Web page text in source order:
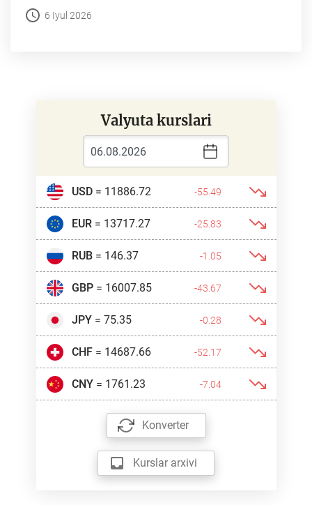
6 Iyul 2026
Valyuta kurslari
USD= 11886.72 -55.49
EUR= 13717.27 -25.83
RUB= 146.37 -1.05
GBP= 16007.85 -43.67
JPY= 75.35 -0.28
CHF= 14687.66 -52.17
CNY= 1761.23 -7.04
Konverter
Kurslar arxivi